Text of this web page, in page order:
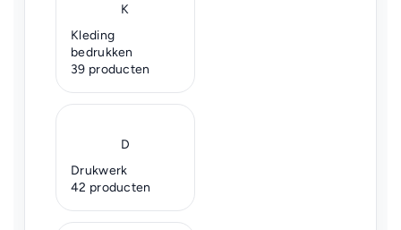
K
Kleding
bedrukken
39 producten
D
Drukwerk
42 producten